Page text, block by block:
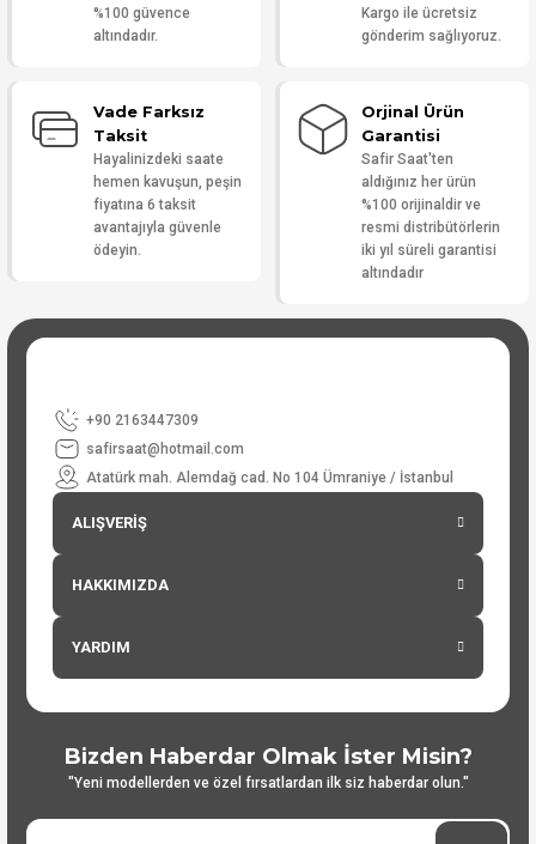
%100 güvence
altındadır.
Kargo ile ücretsiz
gönderim sağlıyoruz.
Vade Farksız
Taksit
Hayalinizdeki saate
hemen kavuşun, peşin
fiyatına 6 taksit
avantajıyla güvenle
ödeyin.
Orjinal Ürün
Garantisi
Safir Saat'ten
aldığınız her ürün
%100 orijinaldir ve
resmi distribütörlerin
iki yıl süreli garantisi
altındadır
+90 2163447309
safirsaat@hotmail.com
Atatürk mah. Alemdağ cad. No 104 Ümraniye / İstanbul
ALIŞVERİŞ
HAKKIMIZDA
YARDIM
Bizden Haberdar Olmak İster Misin?
"Yeni modellerden ve özel fırsatlardan ilk siz haberdar olun."